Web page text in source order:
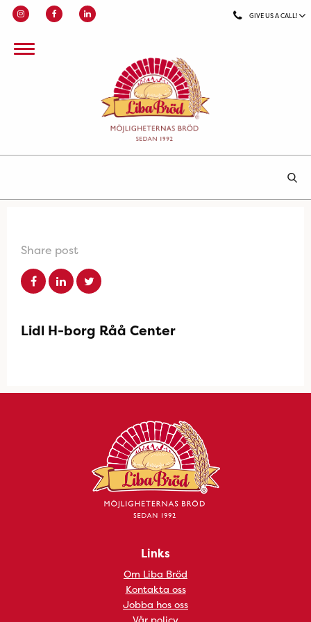
GIVE US A CALL!
Share post
Lidl H-borg Råå Center
Links
Om Liba Bröd
Kontakta oss
Jobba hos oss